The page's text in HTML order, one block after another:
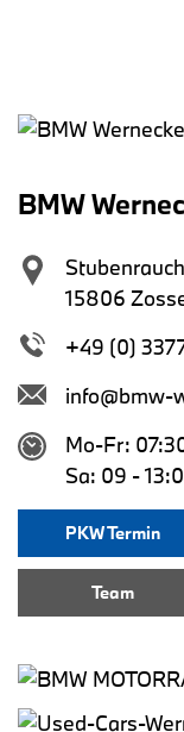
BMW
15806
+49 (0)
info@bmw-
Mo-Fr:
Sa: 09 -
PKW Termin
Team